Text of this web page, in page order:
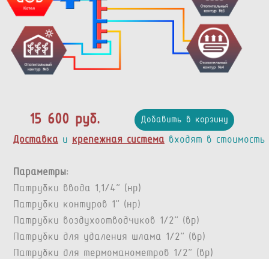
15 600 руб. Добавить в корзину
Доставка и крепежная система входят в стоимость
Параметры:
Патрубки ввода 1,1/4” (нр)
Патрубки контуров 1” (нр)
Патрубки воздухоотводчиков 1/2” (вр)
Патрубки для удаления шлама 1/2” (вр)
Патрубки для термоманометров 1/2” (вр)